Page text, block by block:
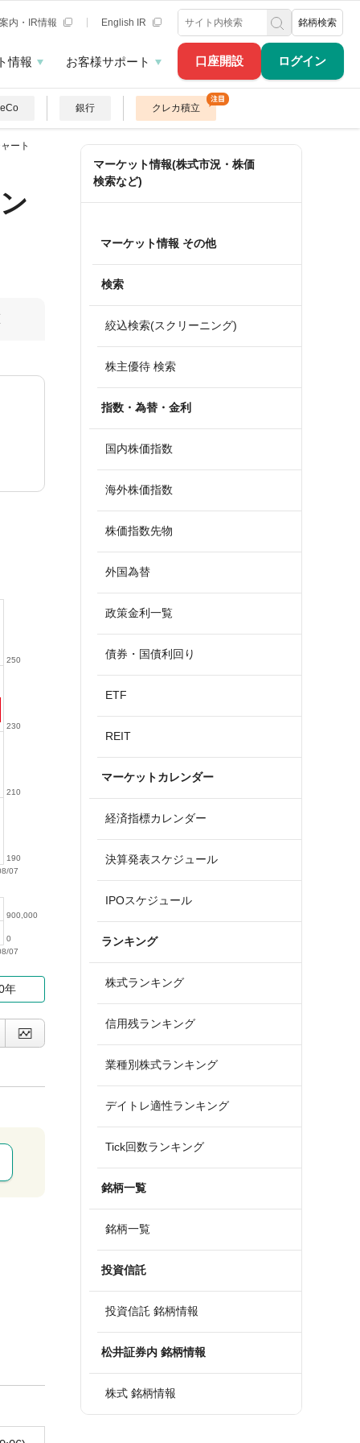
口座開設 ログイン
内・IR情報 English IR 銘柄検索
情報 お客様サポート
銀行 クレカ積立
ート
07
190
210
230
250
07
0
900,000
年
マーケット情報(株式市況・株価
検索など)
マーケット情報 その他
検索
絞込検索(スクリーニング)
株主優待 検索
指数・為替・金利
国内株価指数
海外株価指数
株価指数先物
外国為替
政策金利一覧
債券・国債利回り
ETF
REIT
マーケットカレンダー
経済指標カレンダー
決算発表スケジュール
IPOスケジュール
ランキング
株式ランキング
信用残ランキング
業種別株式ランキング
デイトレ適性ランキング
Tick回数ランキング
銘柄一覧
銘柄一覧
投資信託
投資信託 銘柄情報
松井証券内 銘柄情報
株式 銘柄情報